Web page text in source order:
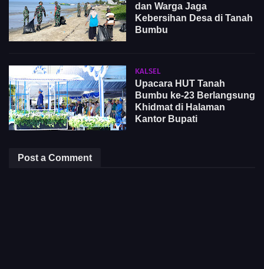
dan Warga Jaga
Kebersihan Desa di Tanah
Bumbu
KALSEL
Upacara HUT Tanah
Bumbu ke-23 Berlangsung
Khidmat di Halaman
Kantor Bupati
Post a Comment